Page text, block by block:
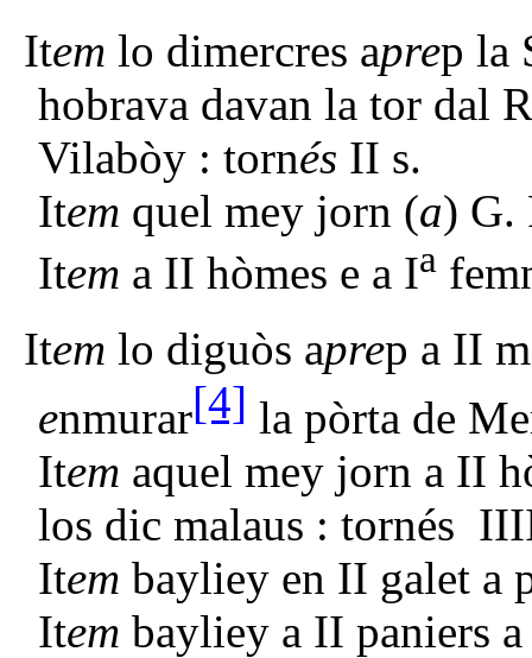
Item lo dimercres aprep la
hobrava davan la tor dal
Vilabòy : tornés II s.
Item quel mey jorn (a) G.
Item a II hòmes e a Ia
Item lo diguòs aprep a II
enmurar[4] la pòrta de
Item aquel mey jorn a II
los dic malaus : tornés
Item bayliey en II galet a
Item bayliey a II paniers